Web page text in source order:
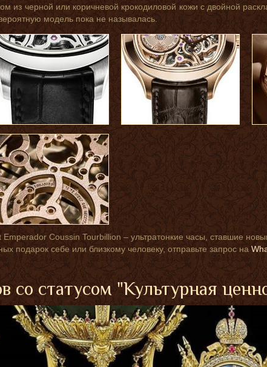
из черной или коричневой крокодиловой кожи с двойной
модель пока не называлась.
Emperador Coussin Tourbillion – ультратонкие часы, ставшие
подарок себе или близкому человеку, отправьте запрос на
со статусом "Культурная